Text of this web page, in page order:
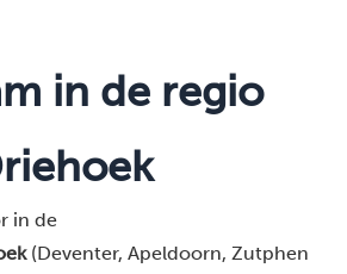
in de regio
in de
(Deventer, Apeldoorn, Zutphen